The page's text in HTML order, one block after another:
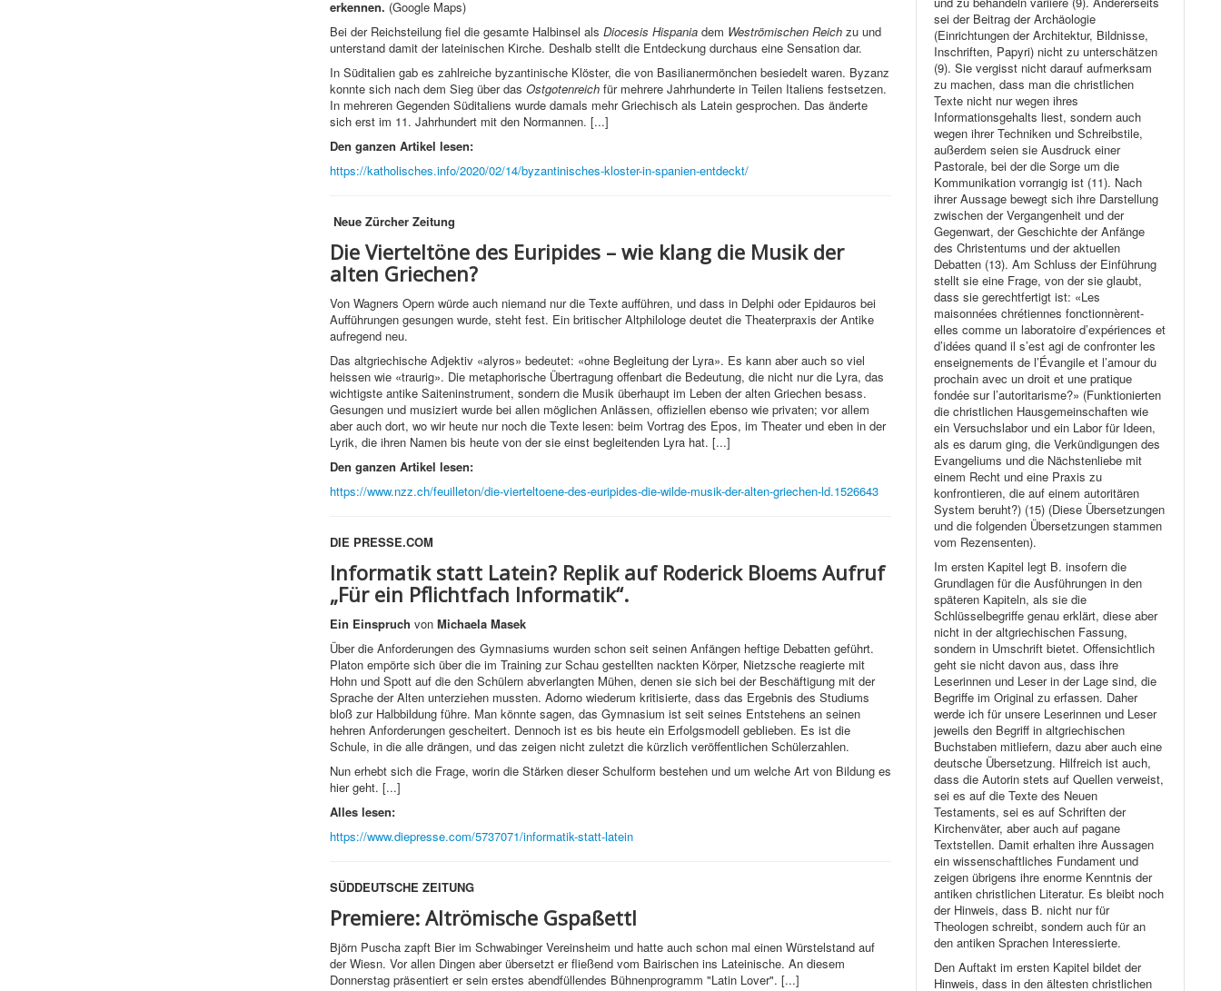
erkennen. (Google Maps)
Bei der Reichsteilung fiel die gesamte Halbinsel als Diocesis Hispaniadem Weströmischen Reichzu und
unterstand damit der lateinischen Kirche. Deshalb stellt die Entdeckung durchaus eine Sensation dar.
In Süditalien gab es zahlreiche byzantinische Klöster, die von Basilianermönchen besiedelt waren. Byzanz
konnte sich nach dem Sieg über das Ostgotenreich für mehrere Jahrhunderte in Teilen Italiens festsetzen.
In mehreren Gegenden Süditaliens wurde damals mehr Griechisch als Latein gesprochen. Das änderte
sich erst im 11. Jahrhundert mit den Normannen. [...]
Den ganzen Artikel lesen:
https://katholisches.info/2020/02/14/byzantinisches-kloster-in-spanien-entdeckt/
Neue Zürcher Zeitung
Die Vierteltöne des Euripides – wie klang die Musik der
alten Griechen?
Von Wagners Opern würde auch niemand nur die Texte aufführen, und dass in Delphi oder Epidauros bei
Aufführungen gesungen wurde, steht fest. Ein britischer Altphilologe deutet die Theaterpraxis der Antike
aufregend neu.
Das altgriechische Adjektiv «alyros» bedeutet: «ohne Begleitung der Lyra». Es kann aber auch so viel
heissen wie «traurig». Die metaphorische Übertragung offenbart die Bedeutung, die nicht nur die Lyra, das
wichtigste antike Saiteninstrument, sondern die Musik überhaupt im Leben der alten Griechen besass.
Gesungen und musiziert wurde bei allen möglichen Anlässen, offiziellen ebenso wie privaten; vor allem
aber auch dort, wo wir heute nur noch die Texte lesen: beim Vortrag des Epos, im Theater und eben in der
Lyrik, die ihren Namen bis heute von der sie einst begleitenden Lyra hat. [...]
Den ganzen Artikel lesen:
https://www.nzz.ch/feuilleton/die-vierteltoene-des-euripides-die-wilde-musik-der-alten-griechen-ld.1526643
DIE PRESSE.COM
Informatik statt Latein? Replik auf Roderick Bloems Aufruf
„Für ein Pflichtfach Informatik“.
Ein Einspruch von Michaela Masek
Über die Anforderungen des Gymnasiums wurden schon seit seinen Anfängen heftige Debatten geführt.
Platon empörte sich über die im Training zur Schau gestellten nackten Körper, Nietzsche reagierte mit
Hohn und Spott auf die den Schülern abverlangten Mühen, denen sie sich bei der Beschäftigung mit der
Sprache der Alten unterziehen mussten. Adorno wiederum kritisierte, dass das Ergebnis des Studiums
bloß zur Halbbildung führe. Man könnte sagen, das Gymnasium ist seit seines Entstehens an seinen
hehren Anforderungen gescheitert. Dennoch ist es bis heute ein Erfolgsmodell geblieben. Es ist die
Schule, in die alle drängen, und das zeigen nicht zuletzt die kürzlich veröffentlichen Schülerzahlen.
Nun erhebt sich die Frage, worin die Stärken dieser Schulform bestehen und um welche Art von Bildung es
hier geht. [...]
Alles lesen:
https://www.diepresse.com/5737071/informatik-statt-latein
SÜDDEUTSCHE ZEITUNG
Premiere: Altrömische Gspaßettl
Björn Puscha zapft Bier im Schwabinger Vereinsheim und hatte auch schon mal einen Würstelstand auf
der Wiesn. Vor allen Dingen aber übersetzt er fließend vom Bairischen ins Lateinische. An diesem
Donnerstag präsentiert er sein erstes abendfüllendes Bühnenprogramm "Latin Lover". [...]
sei der Beitrag der Archäologie
(Einrichtungen der Architektur, Bildnisse,
Inschriften, Papyri) nicht zu unterschätzen
(9). Sie vergisst nicht darauf aufmerksam
zu machen, dass man die christlichen
Texte nicht nur wegen ihres
Informationsgehalts liest, sondern auch
wegen ihrer Techniken und Schreibstile,
außerdem seien sie Ausdruck einer
Pastorale, bei der die Sorge um die
Kommunikation vorrangig ist (11). Nach
ihrer Aussage bewegt sich ihre Darstellung
zwischen der Vergangenheit und der
Gegenwart, der Geschichte der Anfänge
des Christentums und der aktuellen
Debatten (13). Am Schluss der Einführung
stellt sie eine Frage, von der sie glaubt,
dass sie gerechtfertigt ist: «Les
maisonnées chrétiennes fonctionnèrent-
elles comme un laboratoire d’expériences et
d’idées quand il s’est agi de confronter les
enseignements de l’Évangile et l’amour du
prochain avec un droit et une pratique
fondée sur l’autoritarisme?» (Funktionierten
die christlichen Hausgemeinschaften wie
ein Versuchslabor und ein Labor für Ideen,
als es darum ging, die Verkündigungen des
Evangeliums und die Nächstenliebe mit
einem Recht und eine Praxis zu
konfrontieren, die auf einem autoritären
System beruht?) (15) (Diese Übersetzungen
und die folgenden Übersetzungen stammen
vom Rezensenten).
Im ersten Kapitel legt B. insofern die
Grundlagen für die Ausführungen in den
späteren Kapiteln, als sie die
Schlüsselbegriffe genau erklärt, diese aber
nicht in der altgriechischen Fassung,
sondern in Umschrift bietet. Offensichtlich
geht sie nicht davon aus, dass ihre
Leserinnen und Leser in der Lage sind, die
Begriffe im Original zu erfassen. Daher
werde ich für unsere Leserinnen und Leser
jeweils den Begriff in altgriechischen
Buchstaben mitliefern, dazu aber auch eine
deutsche Übersetzung. Hilfreich ist auch,
dass die Autorin stets auf Quellen verweist,
sei es auf die Texte des Neuen
Testaments, sei es auf Schriften der
Kirchenväter, aber auch auf pagane
Textstellen. Damit erhalten ihre Aussagen
ein wissenschaftliches Fundament und
zeigen übrigens ihre enorme Kenntnis der
antiken christlichen Literatur. Es bleibt noch
der Hinweis, dass B. nicht nur für
Theologen schreibt, sondern auch für an
den antiken Sprachen Interessierte.
Den Auftakt im ersten Kapitel bildet der
Hinweis, dass in den ältesten christlichen